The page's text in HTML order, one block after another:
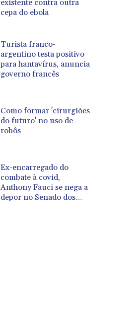
existente contra outra
cepa do ebola
Turista franco-
argentino testa positivo
para hantavírus, anuncia
governo francês
Como formar 'cirurgiões
do futuro' no uso de
robôs
Ex-encarregado do
combate à covid,
Anthony Fauci se nega a
depor no Senado dos